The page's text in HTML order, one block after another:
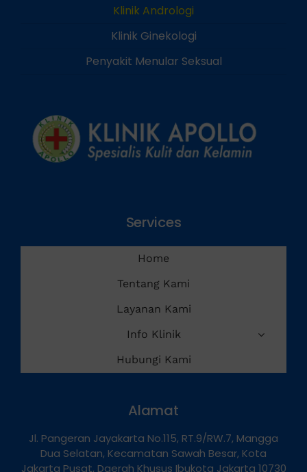
Klinik Andrologi
Klinik Ginekologi
Penyakit Menular Seksual
Services
Home
Tentang Kami
Layanan Kami
Info Klinik
Hubungi Kami
Alamat
Jl. Pangeran Jayakarta No.115, RT.9/RW.7, Mangga
Dua Selatan, Kecamatan Sawah Besar, Kota
Jakarta Pusat, Daerah Khusus Ibukota Jakarta 10730